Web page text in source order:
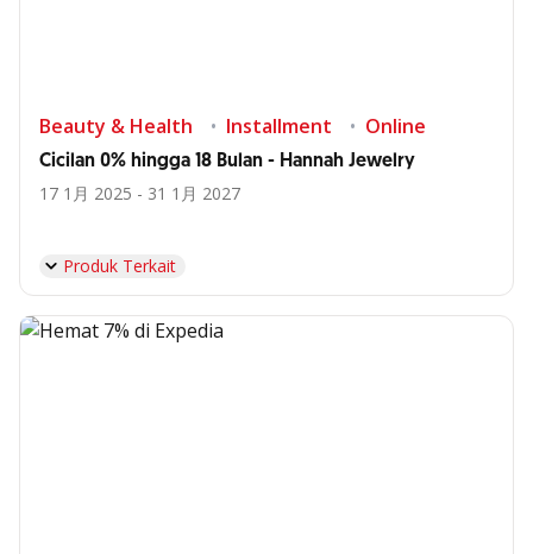
Beauty & Health Installment Online
Cicilan 0% hingga 18 Bulan - Hannah Jewelry
17 1月 2025 - 31 1月 2027
Produk Terkait